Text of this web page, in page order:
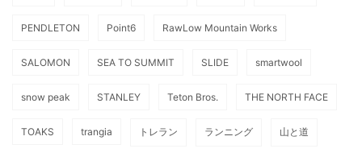
PENDLETON Point6 RawLow Mountain Works
SALOMON SEA TO SUMMIT SLIDE smartwool
snow peak STANLEY Teton Bros. THE NORTH FACE
TOAKS trangia トレラン ランニング 山と道